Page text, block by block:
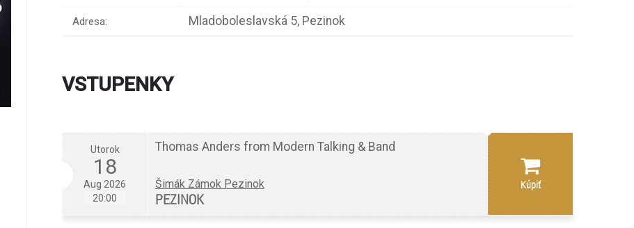
Adresa: Mladoboleslavská 5, Pezinok
VSTUPENKY
Utorok
18
Aug 2026
20:00
Thomas Anders from Modern Talking & Band
Šimák Zámok Pezinok
PEZINOK
Kúpiť